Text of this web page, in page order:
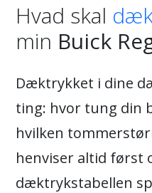
Hvad skal
min Buick
Dæktrykket i dine
ting: hvor tung din
hvilken
henviser altid først
dæktrykstabellen